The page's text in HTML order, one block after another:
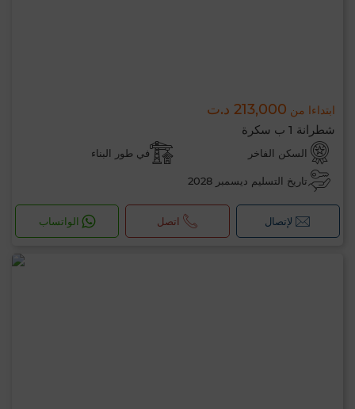
ابتداءا من 213,000 د.ت
شطرانة 1 ب سكرة
السكن الفاخر في طور البناء
تاريخ التسليم ديسمبر 2028
لإتصال اتصل الواتساب